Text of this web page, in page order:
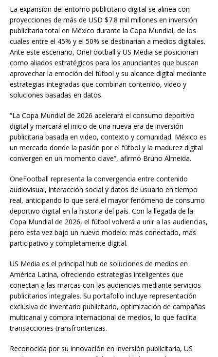
La expansión del entorno publicitario digital se alinea con
proyecciones de más de USD $7.8 mil millones en inversión
publicitaria total en México durante la Copa Mundial, de los
cuales entre el 45% y el 50% se destinarían a medios digitales.
Ante este escenario, OneFootball y US Media se posicionan
como aliados estratégicos para los anunciantes que buscan
aprovechar la emoción del fútbol y su alcance digital mediante
estrategias integradas que combinan contenido, video y
soluciones basadas en datos.
“La Copa Mundial de 2026 acelerará el consumo deportivo
digital y marcará el inicio de una nueva era de inversión
publicitaria basada en video, contexto y comunidad. México es
un mercado donde la pasión por el fútbol y la madurez digital
convergen en un momento clave”, afirmó Bruno Almeida.
OneFootball representa la convergencia entre contenido
audiovisual, interacción social y datos de usuario en tiempo
real, anticipando lo que será el mayor fenómeno de consumo
deportivo digital en la historia del país. Con la llegada de la
Copa Mundial de 2026, el fútbol volverá a unir a las audiencias,
pero esta vez bajo un nuevo modelo: más conectado, más
participativo y completamente digital.
US Media es el principal hub de soluciones de medios en
América Latina, ofreciendo estrategias inteligentes que
conectan a las marcas con las audiencias mediante servicios
publicitarios integrales. Su portafolio incluye representación
exclusiva de inventario publicitario, optimización de campañas
multicanal y compra internacional de medios, lo que facilita
transacciones transfronterizas.
Reconocida por su innovación en inversión publicitaria, US